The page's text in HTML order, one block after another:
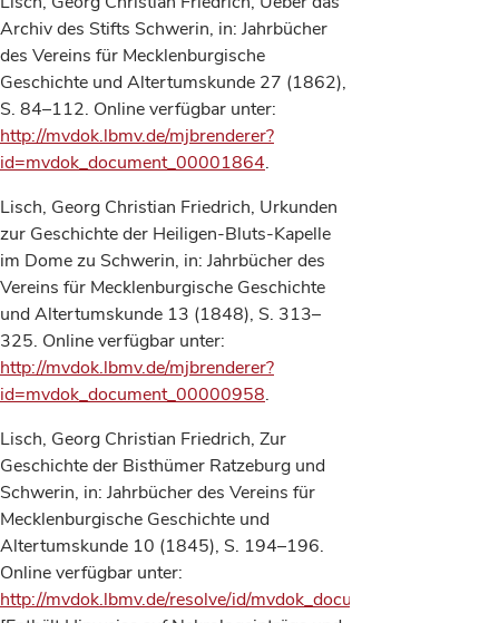
Archiv des Stifts Schwerin, in: Jahrbücher
des Vereins für Mecklenburgische
Geschichte und Altertumskunde 27 (1862),
S. 84–112. Online verfügbar unter:
http://mvdok.lbmv.de/mjbrenderer?
id=mvdok_document_00001864.
Lisch, Georg Christian Friedrich, Urkunden
zur Geschichte der Heiligen-Bluts-Kapelle
im Dome zu Schwerin, in: Jahrbücher des
Vereins für Mecklenburgische Geschichte
und Altertumskunde 13 (1848), S. 313–
325. Online verfügbar unter:
http://mvdok.lbmv.de/mjbrenderer?
id=mvdok_document_00000958.
Lisch, Georg Christian Friedrich, Zur
Geschichte der Bisthümer Ratzeburg und
Schwerin, in: Jahrbücher des Vereins für
Mecklenburgische Geschichte und
Altertumskunde 10 (1845), S. 194–196.
Online verfügbar unter:
http://mvdok.lbmv.de/resolve/id/mvdok_document_00000703